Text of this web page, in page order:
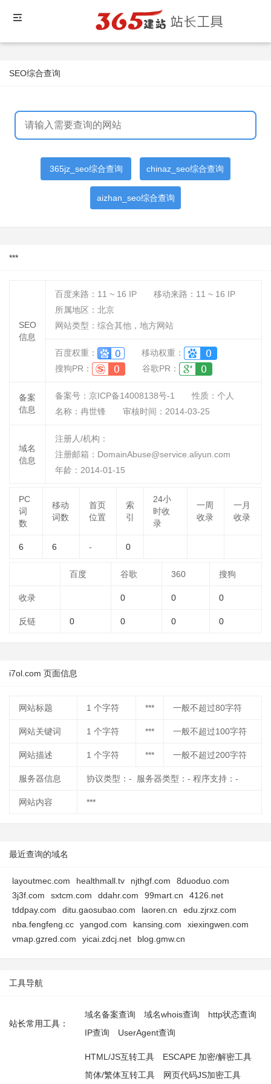
SEO综合查询
365jz_seo综合查询 chinaz_seo综合查询
aizhan_seo综合查询
***
SEO
信息
百度来路： 11 ~ 16 IP 移动来路： 11 ~ 16 IP
所属地区：北京
网站类型：综合其他，地方网站
百度权重：
移动权重：
搜狗PR：
谷歌PR：
备案
信息
备案号：京ICP备14008138号-1 性质： 个人
名称： 冉世锋 审核时间： 2014-03-25
域名
信息
注册人/机构：
注册邮箱：DomainAbuse@service.aliyun.com
年龄：2014-01-15
PC
词
数
移动
词数
首页
位置
索
引
24小
时收
录
一周
收录
一月
收录
6 6 - 0
百度 谷歌 360 搜狗
收录 0 0 0
反链 0 0 0 0
i7ol.com 页面信息
网站标题 1 个字符 *** 一般不超过80字符
网站关键词 1 个字符 *** 一般不超过100字符
网站描述 1 个字符 *** 一般不超过200字符
服务器信息 协议类型：- 服务器类型：- 程序支持：-
网站内容 ***
最近查询的域名
layoutmec.com healthmall.tv njthgf.com
8duoduo.com
3j3f.com
sxtcm.com ddahr.com 99mart.cn
4126.net
tddpay.com
ditu.gaosubao.com laoren.cn
edu.zjrxz.com
nba.fengfeng.cc
yangod.com kansing.com
xiexingwen.com
vmap.gzred.com
yicai.zdcj.net blog.gmw.cn
工具导航
站长常用工具：
域名备案查询 域名whois查询
http状态查询
IP查询
UserAgent查询
HTML/JS互转工具
ESCAPE 加密/解密工具
简体/繁体互转工具
网页代码JS加密工具